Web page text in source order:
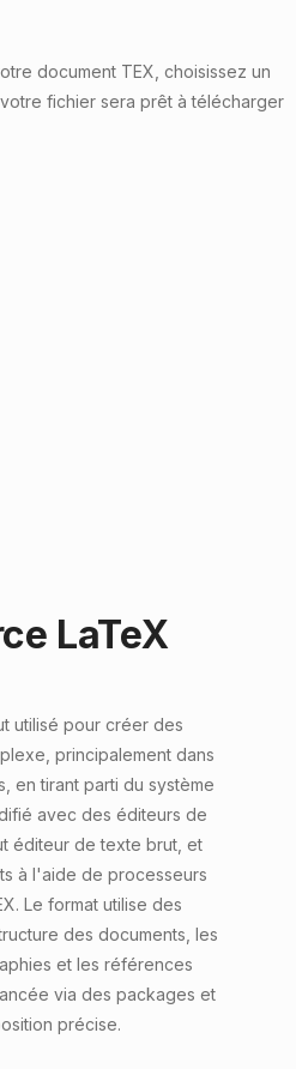
document TEX, choisissez un
fichier sera prêt à télécharger
LaTeX
utilisé pour créer des
principalement dans
en tirant parti du système
avec des éditeurs de
éditeur de texte brut, et
à l'aide de processeurs
Le format utilise des
des documents, les
et les références
via des packages et
précise.